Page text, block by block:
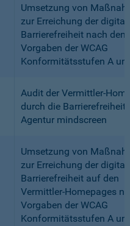
Umsetzung von
zur Erreichung der
Barrierefreiheit nach den
Vorgaben der WCAG
Konformitätsstufen A
Audit der Vermittler-
durch die
Agentur mindscreen
Umsetzung von
zur Erreichung der
Barrierefreiheit auf den
Vermittler-Homepages
Vorgaben der WCAG
Konformitätsstufen A